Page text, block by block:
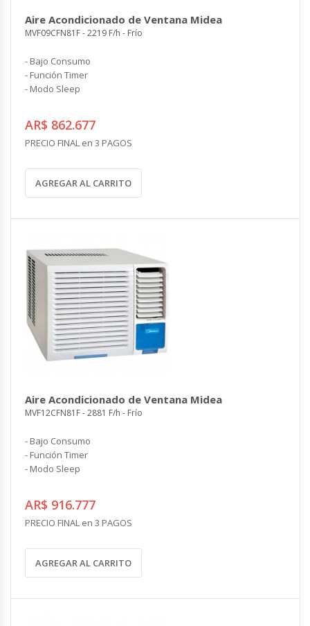
Controles y Accesorios
Rejas y Difusores
CONTROLES Y ACCESORIOS
CONDUCCIONES
Calderas Eléctricas
Climatizadores Eléctricos
Termotanques Eléctricos
Calefones Eléctricos
Paneles Termoeléctricos
Radiadores Eléctricos
Grifos Eléctricos
Bombas de Calor
ENERGÍA SOLAR
VENTILACION INDUSTRIAL
Ventiladores Axiales
Ventiladores Centrífugos
Circuladores de Aire Industriales
COMPLEMENTOS
Aire Acondicionado de Ventana Midea
MVF09CFN81F - 2219 F/h - Frío
- Bajo Consumo
- Función Timer
- Modo Sleep
AR$ 862.677
PRECIO FINAL en 3 PAGOS
AGREGAR AL CARRITO
Aire Acondicionado de Ventana Midea
MVF12CFN81F - 2881 F/h - Frío
- Bajo Consumo
- Función Timer
- Modo Sleep
AR$ 916.777
PRECIO FINAL en 3 PAGOS
AGREGAR AL CARRITO